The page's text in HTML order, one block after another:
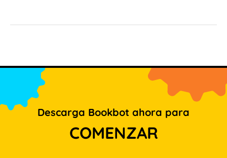
Descarga Bookbot ahora para
COMENZAR